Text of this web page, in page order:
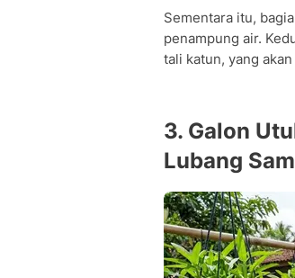
Sementara itu,
penampung air.
tali katun, yang
3. Galon
Lubang